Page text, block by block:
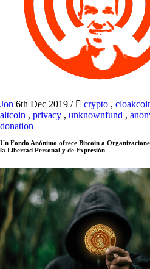
Jon 6th Dec 2019 / crypto ,
altcoin , privacy , unknownfund ,
donation
Un Fondo Anónimo ofrece Bitcoin a
la Libertad Personal y de Expresión